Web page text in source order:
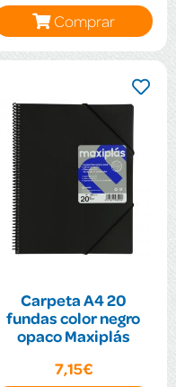
Comprar
Carpeta A4 20
fundas color negro
opaco Maxiplás
7,15€